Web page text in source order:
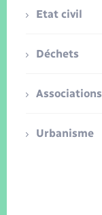
Etat civil
Déchets
Associations
Urbanisme